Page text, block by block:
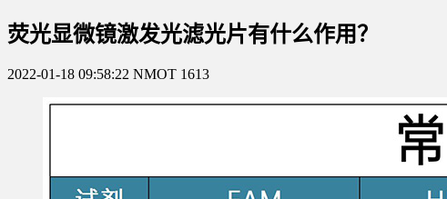
荧光显微镜激发光滤光片有什么作用？
2022-01-18 09:58:22 NMOT 1613